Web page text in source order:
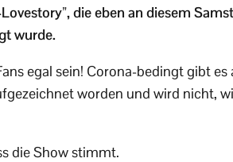
die eben an diesem
wurde.
egal sein! Corona-bedingt gibt es
worden und wird nicht,
die Show stimmt.